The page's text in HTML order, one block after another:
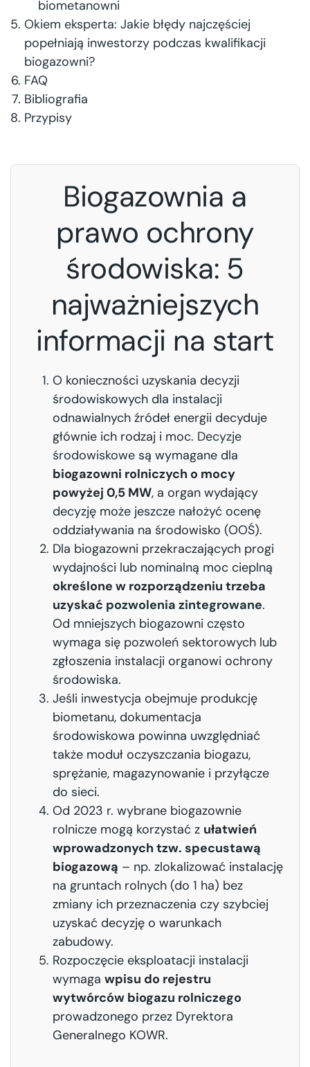
biometanowni
Okiem eksperta: Jakie błędy najczęściej
popełniają inwestorzy podczas kwalifikacji
biogazowni?
FAQ
Bibliografia
Przypisy
Biogazownia a
prawo ochrony
środowiska: 5
najważniejszych
informacji na start
O konieczności uzyskania decyzji
środowiskowych dla instalacji
odnawialnych źródeł energii decyduje
głównie ich rodzaj i moc. Decyzje
środowiskowe są wymagane dla
biogazowni rolniczych o mocy
powyżej 0,5 MW, a organ wydający
decyzję może jeszcze nałożyć ocenę
oddziaływania na środowisko (OOŚ).
Dla biogazowni przekraczających progi
wydajności lub nominalną moc cieplną
określone w rozporządzeniu trzeba
uzyskać pozwolenia zintegrowane.
Od mniejszych biogazowni często
wymaga się pozwoleń sektorowych lub
zgłoszenia instalacji organowi ochrony
środowiska.
Jeśli inwestycja obejmuje produkcję
biometanu, dokumentacja
środowiskowa powinna uwzględniać
także moduł oczyszczania biogazu,
sprężanie, magazynowanie i przyłącze
do sieci.
Od 2023 r. wybrane biogazownie
rolnicze mogą korzystać z ułatwień
wprowadzonych tzw. specustawą
biogazową – np. zlokalizować instalację
na gruntach rolnych (do 1 ha) bez
zmiany ich przeznaczenia czy szybciej
uzyskać decyzję o warunkach
zabudowy.
Rozpoczęcie eksploatacji instalacji
wymaga wpisu do rejestru
wytwórców biogazu rolniczego
prowadzonego przez Dyrektora
Generalnego KOWR.